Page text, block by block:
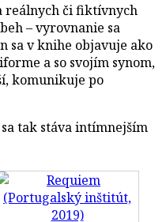
reálnych či fiktívnych
– vyrovnanie sa
sa v knihe objavuje ako
a so svojím synom,
komunikuje po
tak stáva intímnejším